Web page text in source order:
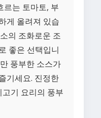
르는 토마토, 부
게 올려져 있습
의 조화로운 조
좋은 선택입니
풍부한 소스가
기세요. 진정한
기 요리의 풍부